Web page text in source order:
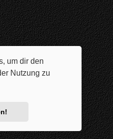
um dir den
Nutzung zu